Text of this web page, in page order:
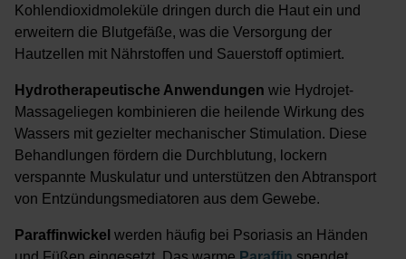
Kohlendioxidmoleküle dringen durch die Haut ein und
erweitern die Blutgefäße, was die Versorgung der
Hautzellen mit Nährstoffen und Sauerstoff optimiert.
Hydrotherapeutische Anwendungen wie Hydrojet-
Massageliegen kombinieren die heilende Wirkung des
Wassers mit gezielter mechanischer Stimulation. Diese
Behandlungen fördern die Durchblutung, lockern
verspannte Muskulatur und unterstützen den Abtransport
von Entzündungsmediatoren aus dem Gewebe.
Paraffinwickel werden häufig bei Psoriasis an Händen